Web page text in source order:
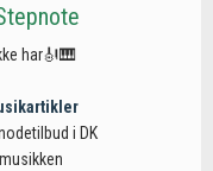
har🎻🎹
i DK